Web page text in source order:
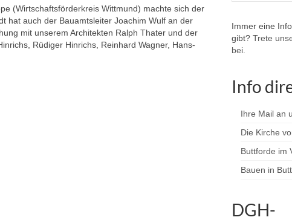
(Wirtschaftsförderkreis Wittmund) machte sich der
hat auch der Bauamtsleiter Joachim Wulf an der
mit unserem Architekten Ralph Thater und der
Rüdiger Hinrichs, Reinhard Wagner, Hans-
Immer eine
gibt? Trete
bei.
Info
Ihre Mail an
Die Kirche
Buttforde im
Bauen in
DGH-